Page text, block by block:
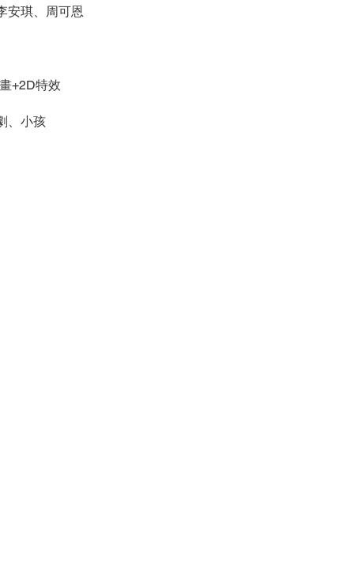
安琪、周可恩
+2D特效
、小孩